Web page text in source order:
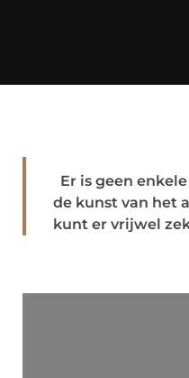
Er is geen
de kunst van het
kunt er vrijwel